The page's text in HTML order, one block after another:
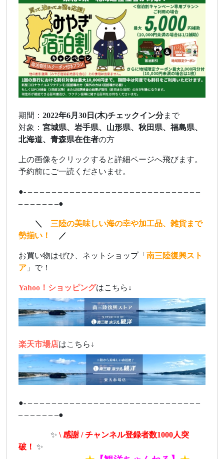
期間： 2022年6月30日(木)チェックイン分まで
対象： 宮城県、岩手県、山形県、秋田県、福島県、
北海道、青森県在住者の方
上の画像をクリックすると詳細ページへ飛びます。
予約前にご一読くださいませ。
●- – – – – – – – – – – – – – – – – – – – – – – – – – – – – –
– – – – – – –●
＼ 三陸の美味しい海の幸や加工品、雑貨まで
勢揃い！
／
お買い物はぜひ、ネットショップ「 南三陸復興スト
ア 」で！
Yahoo！ショッピングはこちら↓
楽天市場店はこちら↓
●- – – – – – – – – – – – – – – – – – – – – – – – – – – – – –
– – – – – – –●
✨ \ 感謝 / チャンネル登録者数1000人突
破！ ✨